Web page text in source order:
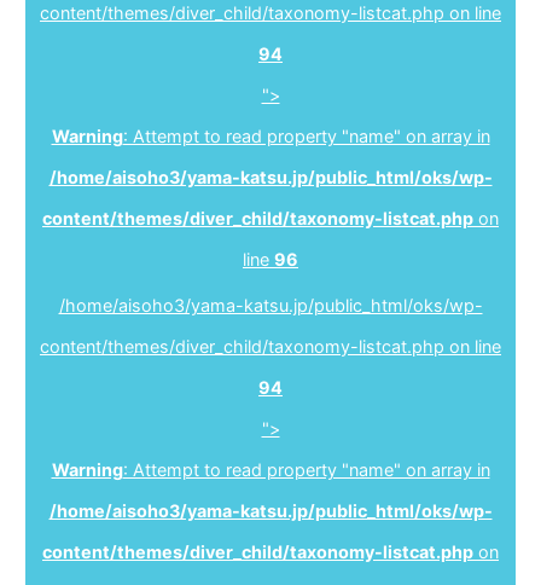
content/themes/diver_child/taxonomy-listcat.php on line
94
">
Warning: Attempt to read property "name" on array in
/home/aisoho3/yama-katsu.jp/public_html/oks/wp-
content/themes/diver_child/taxonomy-listcat.php on
line 96
/home/aisoho3/yama-katsu.jp/public_html/oks/wp-
content/themes/diver_child/taxonomy-listcat.php on line
94
">
Warning: Attempt to read property "name" on array in
/home/aisoho3/yama-katsu.jp/public_html/oks/wp-
content/themes/diver_child/taxonomy-listcat.php on